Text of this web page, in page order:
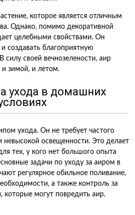
которое является отличным
Однако, помимо декоративной
целебными свойствами. Он
создавать благоприятную
своей вечнозелености, аир
и зимой, и летом.
ухода в домашних
ухода. Он не требует частого
невысокой освещенности. Это делает
тех, у кого нет большого опыта
задачи по уходу за аиром в
регулярное обильное поливание,
а также контроль за
которые могут повредить аир.